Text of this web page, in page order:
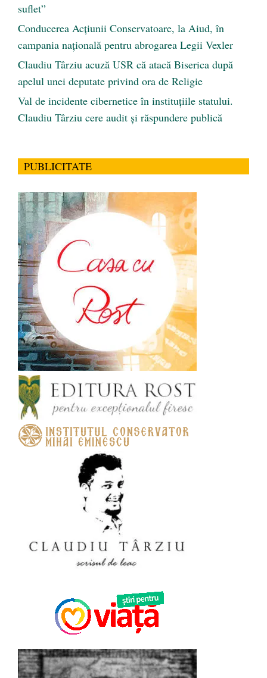
suflet”
Conducerea Acțiunii Conservatoare, la Aiud, în
campania națională pentru abrogarea Legii Vexler
Claudiu Târziu acuză USR că atacă Biserica după
apelul unei deputate privind ora de Religie
Val de incidente cibernetice în instituțiile statului.
Claudiu Târziu cere audit și răspundere publică
PUBLICITATE